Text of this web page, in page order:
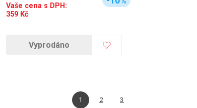
Vaše cena s DPH:
359Kč
Vyprodáno
1 2 3